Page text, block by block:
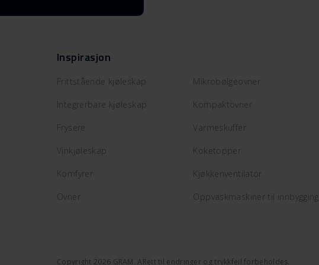
Inspirasjon
Frittstående kjøleskap
Integrerbare kjøleskap
Frysere
Vinkjøleskap
Komfyrer
Ovner
Mikrobølgeovner
Kompaktovner
Varmeskuffer
Koketopper
Kjøkkenventilator
Oppvaskmaskiner til innbygging
Copyright 2026 GRAM. ARett til endringer og trykkfeil forbeholdes.